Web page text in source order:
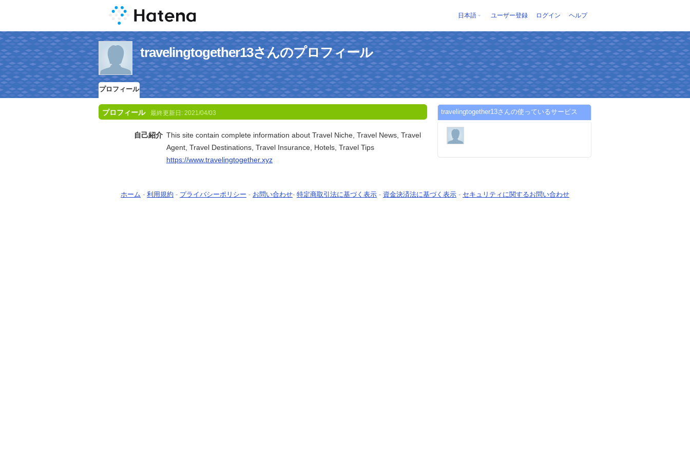
日本語 ユーザー登録 ログイン ヘルプ
travelingtogether13さんのプロフィール
プロフィール
プロフィール 最終更新日: 2021/04/03
自己紹介 This site contain complete information about Travel Niche, Travel News, Travel
Agent, Travel Destinations, Travel Insurance, Hotels, Travel Tips
https://www.travelingtogether.xyz
travelingtogether13さんの使っているサービス
ホーム - 利用規約 - プライバシーポリシー - お問い合わせ- 特定商取引法に基づく表示 - 資金決済法に基づく表示 - セキュリティに関するお問い合わせ